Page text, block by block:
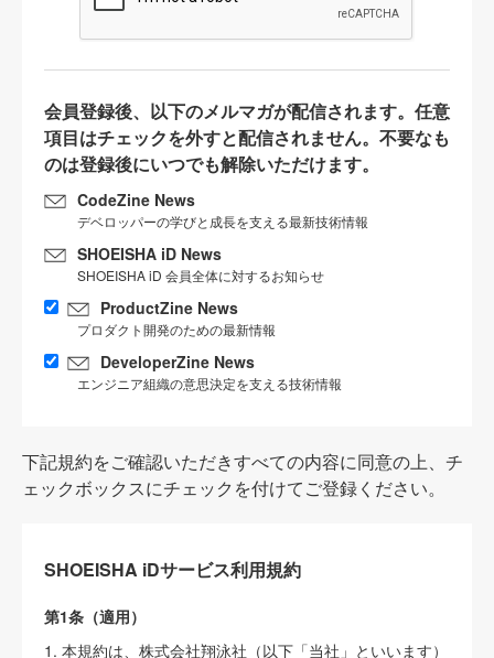
会員登録後、以下のメルマガが配信されます。任意
項目はチェックを外すと配信されません。不要なも
のは登録後にいつでも解除いただけます。
CodeZine News
デベロッパーの学びと成長を支える最新技術情報
SHOEISHA iD News
SHOEISHA iD 会員全体に対するお知らせ
ProductZine News
プロダクト開発のための最新情報
DeveloperZine News
エンジニア組織の意思決定を支える技術情報
下記規約をご確認いただきすべての内容に同意の上、チ
ェックボックスにチェックを付けてご登録ください。
SHOEISHA iDサービス利用規約
第1条（適用）
1. 本規約は、株式会社翔泳社（以下「当社」といいます）